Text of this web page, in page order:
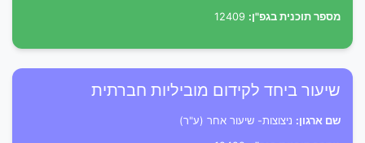
מספר תוכנית בגפ"ן:
שיעור ביחד לקידום מוביליות חברתית
שם ארגון: ניצוצות- שיעור אחר (ע"ר)